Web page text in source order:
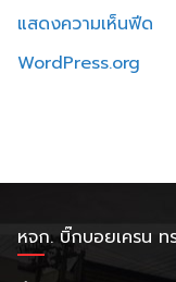
แสดงความเห็นฟีด
WordPress.org
หจก. บิ๊กบอยเครน ท